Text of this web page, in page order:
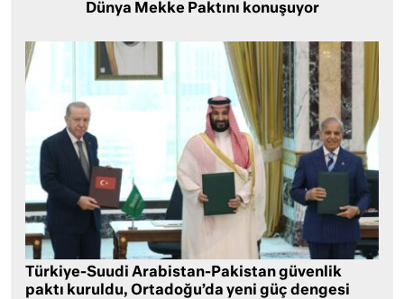
Dünya Mekke Paktını konuşuyor
Türkiye-Suudi Arabistan-Pakistan güvenlik
paktı kuruldu, Ortadoğu’da yeni güç dengesi